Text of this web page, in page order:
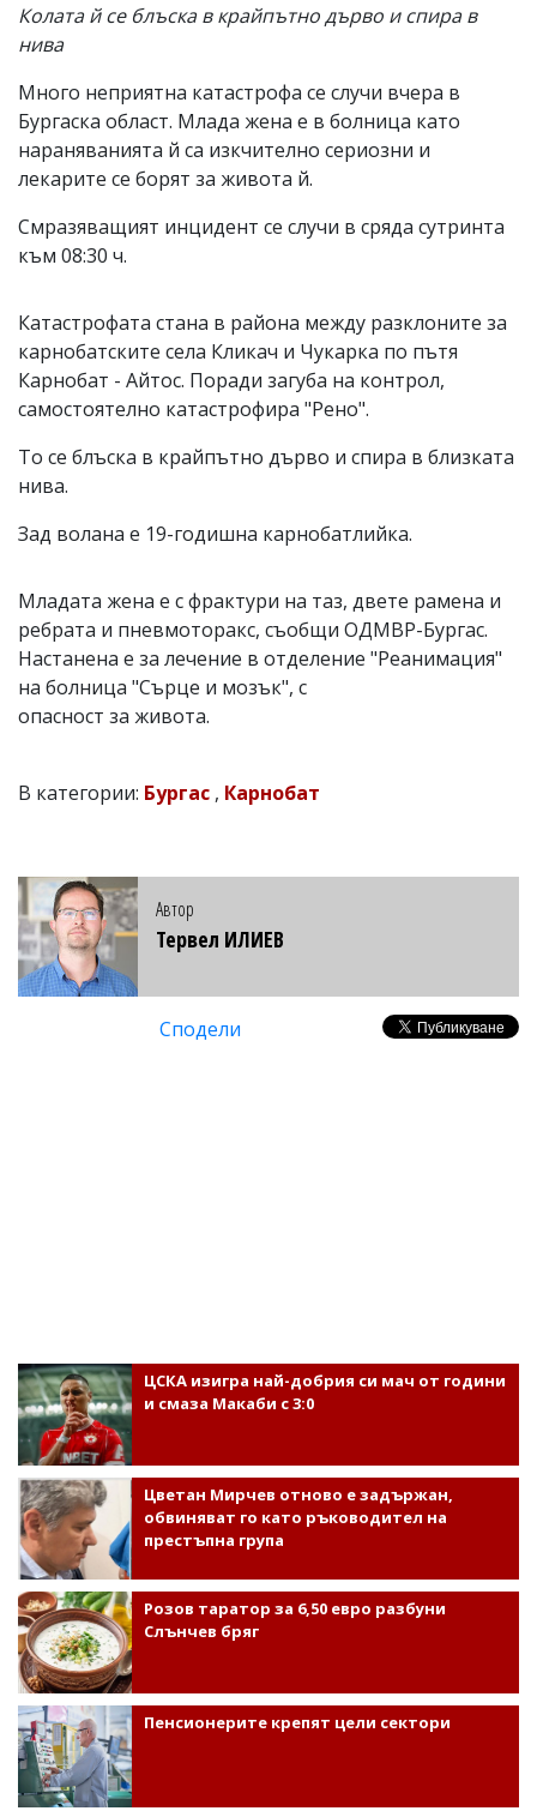
за
тях!
Ако
обиден
за
вас
коментар,
моля
ни!
Колата й се блъска в крайпътно дърво и спира в
нива
Много неприятна катастрофа се случи вчера в
Бургаска област. Млада жена е в болница като
нараняванията й са изкчително сериозни и
лекарите се борят за живота й.
Смразяващият инцидент се случи в сряда сутринта
към 08:30 ч.
Катастрофата стана в района между разклоните за
карнобатските села Кликач и Чукарка по пътя
Карнобат - Айтос. Поради загуба на контрол,
самостоятелно катастрофира "Рено".
То се блъска в крайпътно дърво и спира в близката
нива.
Зад волана е 19-годишна карнобатлийка.
Младата жена е с фрактури на таз, двете рамена и
ребрата и пневмоторакс, съобщи ОДМВР-Бургас.
Настанена е за лечение в отделение "Реанимация"
на болница "Сърце и мозък", с
опасност за живота.
В категории: Бургас , Карнобат
Автор
Тервел ИЛИЕВ
Сподели
ЦСКА изигра най-добрия си мач от години
и смаза Макаби с 3:0
Цветан Мирчев отново е задържан,
обвиняват го като ръководител на
престъпна група
Розов таратор за 6,50 евро разбуни
Слънчев бряг
Пенсионерите крепят цели сектори